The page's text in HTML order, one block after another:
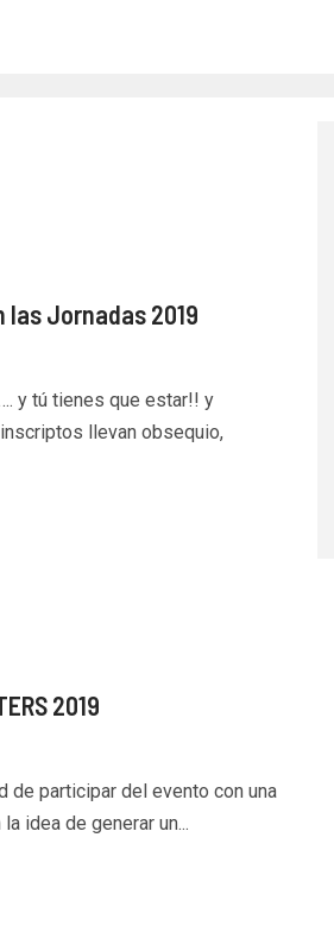
las Jornadas 2019
y tú tienes que estar!! y
llevan obsequio,
2019
de participar del evento con una
idea de generar un...